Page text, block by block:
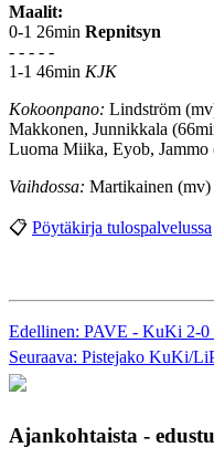
Maalit:
0-1 26min Repnitsyn
- - - - -
1-1 46min KJK
Kokoonpano: Lindström
Makkonen, Junnikkala
Luoma Miika, Eyob, Jammo
Vaihdossa: Martikainen (mv)
📋 Pöytäkirja tulospalvelussa
Edellinen: PAVE - KuKi 2-0
Seuraava: Pistejako KuKi/
Ajankohtaista -